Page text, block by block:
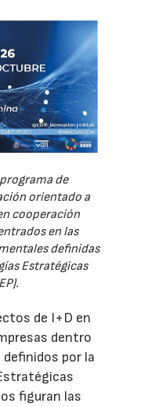
de
orientado a
cooperación
en las
definidas
Estratégicas
de I+D en
dentro
por la
figuran las